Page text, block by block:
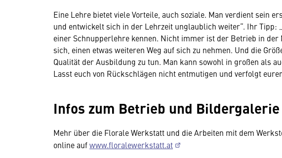
Eine Lehre bietet viele Vorteile, auch soziale. Man verdient sein
und entwickelt sich in der Lehrzeit unglaublich weiter“. Ihr Tipp:
einer Schnupperlehre kennen. Nicht immer ist der Betrieb in der
sich, einen etwas weiteren Weg auf sich zu nehmen. Und die
Qualität der Ausbildung zu tun. Man kann sowohl in großen als
Lasst euch von Rückschlägen nicht entmutigen und verfolgt
Infos zum Betrieb und Bildergalerie
Mehr über die Florale Werkstatt und die Arbeiten mit dem
online aufwww.floralewerkstatt.at